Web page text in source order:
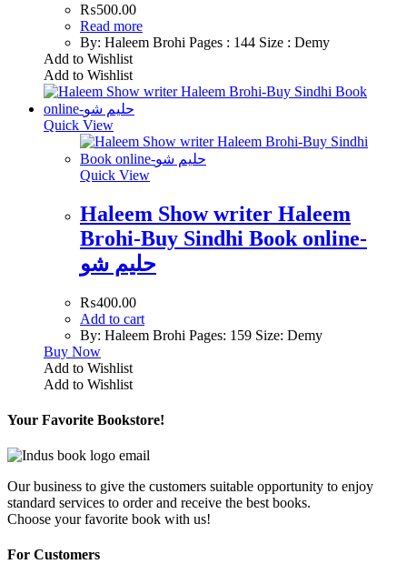
₨500.00
Read more
By: Haleem Brohi Pages : 144 Size : Demy
Add to Wishlist
Add to Wishlist
Quick View
Quick View
Haleem Show writer Haleem
Brohi-Buy Sindhi Book online-
حليم شو
₨400.00
Add to cart
By: Haleem Brohi Pages: 159 Size: Demy
Buy Now
Add to Wishlist
Add to Wishlist
Your Favorite Bookstore!
Our business to give the customers suitable opportunity to enjoy
standard services to order and receive the best books.
Choose your favorite book with us!
For Customers